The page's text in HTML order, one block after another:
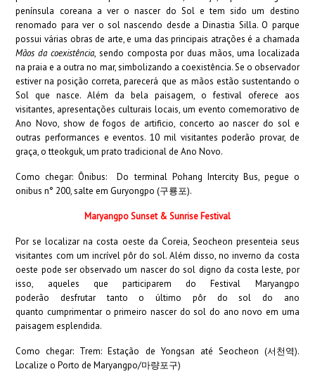
península coreana a ver o nascer do Sol e tem sido um destino
renomado para ver o sol nascendo desde a Dinastia Silla. O parque
possui várias obras de arte, e uma das principais atrações é a chamada
Mãos da coexistência, sendo composta por duas mãos, uma localizada
na praia e a outra no mar, simbolizando a coexistência. Se o observador
estiver na posição correta, parecerá que as mãos estão sustentando o
Sol que nasce. Além da bela paisagem, o festival oferece aos
visitantes, apresentações culturais locais, um evento comemorativo de
Ano Novo, show de fogos de artificio, concerto ao nascer do sol e
outras performances e eventos. 10 mil visitantes poderão provar, de
graça, o tteokguk, um prato tradicional de Ano Novo.
Como chegar: Ônibus: Do terminal Pohang Intercity Bus, pegue o
onibus n° 200, salte em Guryongpo (구룡포).
Maryangpo Sunset & Sunrise Festival
Por se localizar na costa oeste da Coreia, Seocheon presenteia seus
visitantes com um incrível pôr do sol. Além disso, no inverno da costa
oeste pode ser observado um nascer do sol digno da costa leste, por
isso, aqueles que participarem do Festival Maryangpo
poderão desfrutar tanto o último pôr do sol do ano
quanto cumprimentar o primeiro nascer do sol do ano novo em uma
paisagem esplendida.
Como chegar: Trem: Estação de Yongsan até Seocheon (서천역).
Localize o Porto de Maryangpo/마량포구)